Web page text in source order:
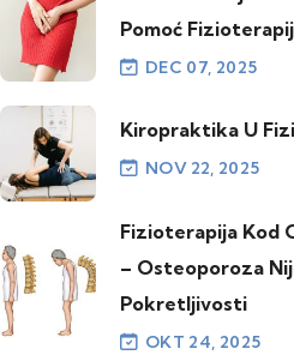
Pomoć
DEC 07, 2025
Kiropraktika U
NOV 22, 2025
Fizioterapija Kod
– Osteoporoza
Pokretljivosti
OKT 24, 2025